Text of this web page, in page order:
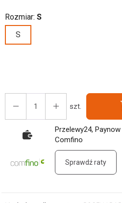
Rozmiar: S
S
szt.
Przelewy24,
Comfino
Sprawdź raty